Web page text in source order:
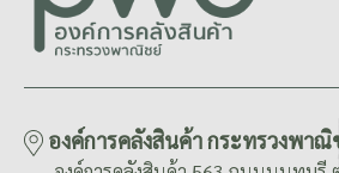
องค์การคลังสินค้า กระทรวงพาณิ